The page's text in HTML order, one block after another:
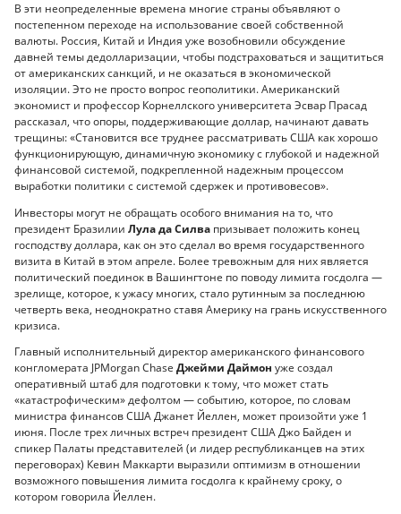
В эти неопределенные времена многие страны объявляют о
постепенном переходе на использование своей собственной
валюты. Россия, Китай и Индия уже возобновили обсуждение
давней темы дедолларизации, чтобы подстраховаться и защититься
от американских санкций, и не оказаться в экономической
изоляции. Это не просто вопрос геополитики. Американский
экономист и профессор Корнеллского университета Эсвар Прасад
рассказал, что опоры, поддерживающие доллар, начинают давать
трещины: «Становится все труднее рассматривать США как хорошо
функционирующую, динамичную экономику с глубокой и надежной
финансовой системой, подкрепленной надежным процессом
выработки политики с системой сдержек и противовесов».
Инвесторы могут не обращать особого внимания на то, что
президент Бразилии Лула да Силва призывает положить конец
господству доллара, как он это сделал во время государственного
визита в Китай в этом апреле. Более тревожным для них является
политический поединок в Вашингтоне по поводу лимита госдолга —
зрелище, которое, к ужасу многих, стало рутинным за последнюю
четверть века, неоднократно ставя Америку на грань искусственного
кризиса.
Главный исполнительный директор американского финансового
конгломерата JPMorgan Chase Джейми Даймон уже создал
оперативный штаб для подготовки к тому, что может стать
«катастрофическим» дефолтом — событию, которое, по словам
министра финансов США Джанет Йеллен, может произойти уже 1
июня. После трех личных встреч президент США Джо Байден и
спикер Палаты представителей (и лидер республиканцев на этих
переговорах) Кевин Маккарти выразили оптимизм в отношении
возможного повышения лимита госдолга к крайнему сроку, о
котором говорила Йеллен.